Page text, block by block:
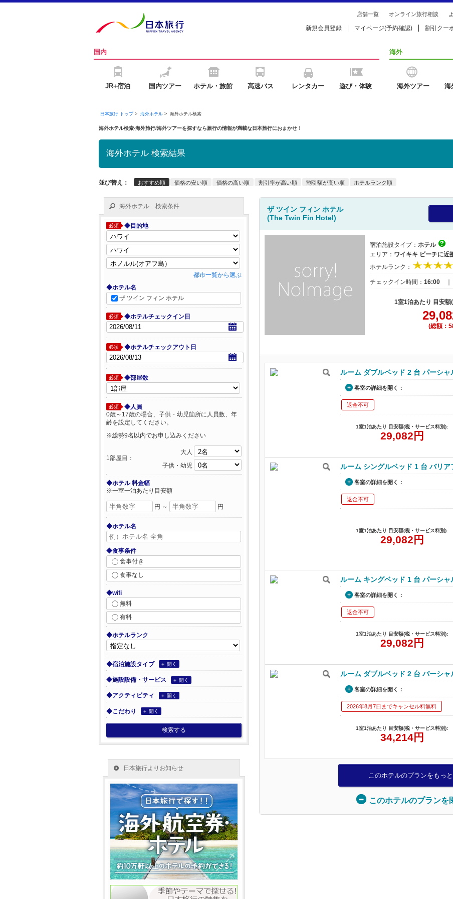
店舗一覧 オンライン旅行相談
新規会員登録 マイページ(予約確認) 割引クー
国内
JR+宿泊 国内ツアー ホテル・旅館 高速バス レンタカー 遊び・体験
海外
海外ツアー 海
日本旅行 トップ> 海外ホテル> 海外ホテル検索
海外ホテル検索-海外旅行/海外ツアーを探すなら旅行の情報が満載な日本旅行におまかせ！
海外ホテル 検索結果
並び替え： おすすめ順 価格の安い順 価格の高い順 割引率が高い順 割引額が高い順 ホテルランク順
ザ ツイン フィン ホテル
(The Twin Fin Hotel)
宿泊施設タイプ： ホテル
エリア： ワイキキ ビーチに近
ホテルランク：
チェックイン時間： 16:00
1室1泊あたり 目安額
(総額：
ルーム ダブルベッド 2 台 パーシ
客室の詳細を開く：
返金不可
1室1泊あたり 目安額(税・サービス料別):
29,082 円
ルーム シングルベッド 1 台 バリア
客室の詳細を開く：
返金不可
1室1泊あたり 目安額(税・サービス料別):
29,082 円
ルーム キングベッド 1 台 パーシ
客室の詳細を開く：
返金不可
1室1泊あたり 目安額(税・サービス料別):
29,082 円
ルーム ダブルベッド 2 台 パーシ
客室の詳細を開く：
2026年8月7日までキャンセル料無料
1室1泊あたり 目安額(税・サービス料別):
34,214円
このホテルのプランをもっ
このホテルのプランを
海外ホテル 検索条件
必須 ◆目的地
都市一覧から選ぶ
◆ホテル名
ザ ツイン フィン ホテル
必須 ◆ホテルチェックイン日
必須 ◆ホテルチェックアウト日
必須 ◆部屋数
必須
◆人員
0歳～17歳の場合、子供・幼児箇所に人員数、年
齢を設定してください。
※総勢9名以内でお申し込みください
1部屋目：
大人
子供・幼児
◆ホテル 料金幅
※一室一泊あたり目安額
円 ～ 円
◆ホテル名
◆食事条件
食事付き
食事なし
◆wifi
無料
有料
◆ホテルランク
◆宿泊施設タイプ ＋ 開く
◆施設設備・サービス ＋ 開く
◆アクティビティ ＋ 開く
◆こだわり ＋ 開く
検索する